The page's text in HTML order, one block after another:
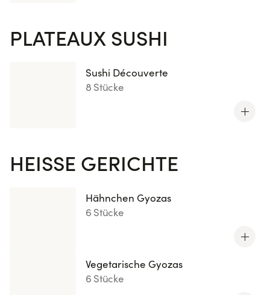
PLATEAUX SUSHI
Sushi Découverte
8 Stücke
HEISSE GERICHTE
Hähnchen Gyozas
6 Stücke
Vegetarische Gyozas
6 Stücke